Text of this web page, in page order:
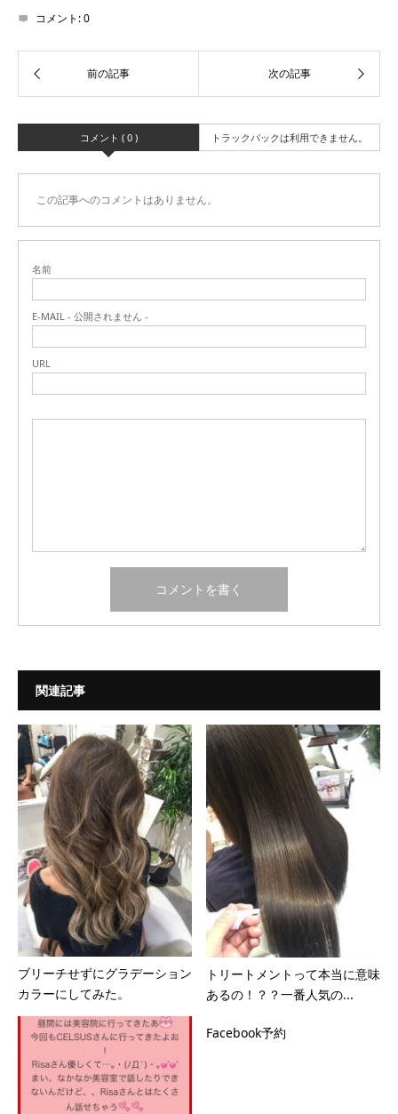
コメント:0
コメント ( 0 ) トラックバックは利用できません。
この記事へのコメントはありません。
名前
E-MAIL - 公開されません -
URL
関連記事
ブリーチせずにグラデーション
カラーにしてみた。
トリートメントって本当に意味
あるの！？？一番人気の...
Facebook予約